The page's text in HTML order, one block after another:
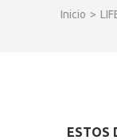
Inicio >
ESTOS